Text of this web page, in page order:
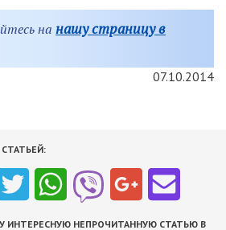
на нашу страницу в
07.10.2014
ИНТЕРЕСНУЮ НЕПРОЧИТАННУЮ СТАТЬЮ В